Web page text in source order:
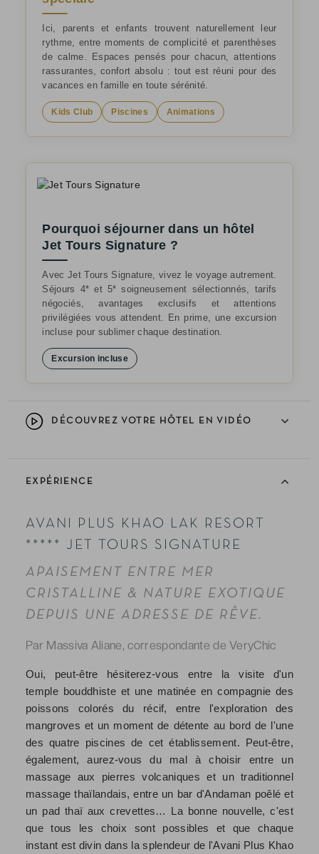
DÉCOUVREZ VOTRE HÔTEL EN VIDÉO
EXPÉRIENCE
AVANI PLUS KHAO LAK RESORT
***** JET TOURS SIGNATURE
APAISEMENT ENTRE MER
CRISTALLINE & NATURE EXOTIQUE
DEPUIS UNE ADRESSE DE RÊVE.
Par Massiva Aliane, correspondante de VeryChic
Oui, peut-être hésiterez-vous entre la visite d'un
temple bouddhiste et une matinée en compagnie des
poissons colorés du récif, entre l'exploration des
mangroves et un moment de détente au bord de l'une
des quatre piscines de cet établissement. Peut-être,
également, aurez-vous du mal à choisir entre un
massage aux pierres volcaniques et un traditionnel
massage thaïlandais, entre un bar d'Andaman poêlé et
un pad thaï aux crevettes… La bonne nouvelle, c'est
que tous les choix sont possibles et que chaque
instant est divin dans la splendeur de l'Avani Plus Khao
Ici, parents et enfants trouvent naturellement leur
rythme, entre moments de complicité et parenthèses
de calme. Espaces pensés pour chacun, attentions
rassurantes, confort absolu : tout est réuni pour des
vacances en famille en toute sérénité.
Kids Club Piscines Animations
Pourquoi séjourner dans un hôtel
Jet Tours Signature ?
Avec Jet Tours Signature, vivez le voyage autrement.
Séjours 4* et 5* soigneusement sélectionnés, tarifs
négociés, avantages exclusifs et attentions
privilégiées vous attendent. En prime, une excursion
incluse pour sublimer chaque destination.
Excursion incluse